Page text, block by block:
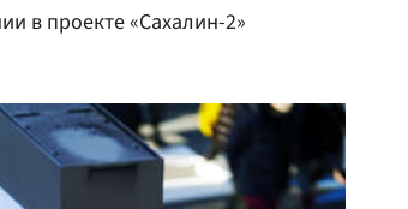
в проекте «Сахалин-2»